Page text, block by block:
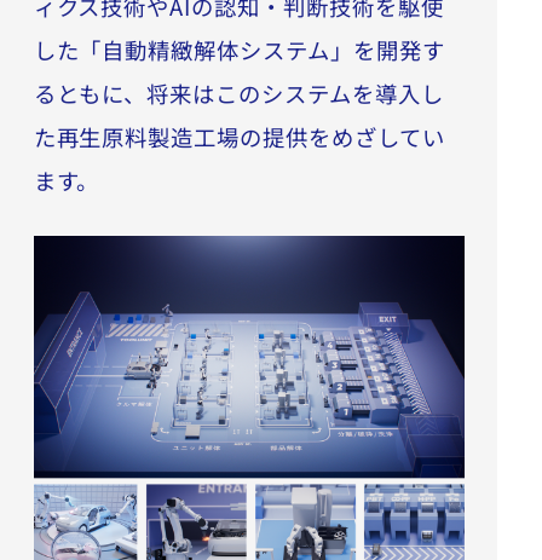
ィクス技術やAIの認知・判断技術を駆使
した「自動精緻解体システム」を開発す
るともに、将来はこのシステムを導入し
た再生原料製造工場の提供をめざしてい
ます。